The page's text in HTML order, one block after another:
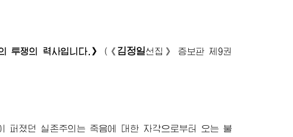
투쟁의 력사입니다.》 ( 《 김정일선집》 증보판 제9권
퍼졌던 실존주의는 죽음에 대한 자각으로부터 오는 불